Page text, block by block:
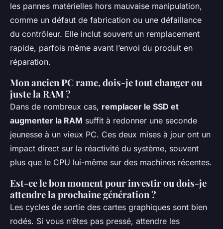
les pannes matérielles hors mauvaise manipulation,
comme un défaut de fabrication ou une défaillance
du contrôleur. Elle inclut souvent un remplacement
rapide, parfois même avant l’envoi du produit en
réparation.
Mon ancien PC rame, dois-je tout changer ou
juste la RAM ?
Dans de nombreux cas, remplacer le SSD et
augmenter la RAM suffit à redonner une seconde
jeunesse à un vieux PC. Ces deux mises à jour ont un
impact direct sur la réactivité du système, souvent
plus que le CPU lui-même sur des machines récentes.
Est-ce le bon moment pour investir ou dois-je
attendre la prochaine génération ?
Les cycles de sortie des cartes graphiques sont bien
rodés. Si vous n’êtes pas pressé, attendre les